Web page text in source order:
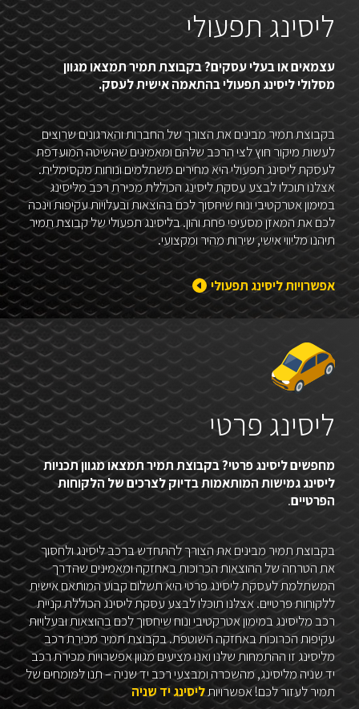
ליסינג תפעולי
עצמאים או בעלי עסקים? בקבוצת תמיר תמצאו מגוון
מסלולי ליסינג תפעולי בהתאמה אישית לעסק.
בקבוצת תמיר מבינים את הצורך של החברות והארגונים שרוצים
לעשות מיקור חוץ לצי הרכב שלהם ומאמינים שהשיטה המועדפת
לעסקת ליסינג תפעולי היא מחירים משתלמים ונוחות מקסימלית.
אצלנו תוכלו לבצע עסקת ליסינג הכוללת מכירת רכב מליסינג
במימון אטרקטיבי ונוח שיחסוך לכם בהוצאות ובעלויות עקיפות וינכה
לכם את המאזן מסעיפי פחת והון. בליסינג תפעולי של קבוצת תמיר
תיהנו מליווי אישי, שירות מהיר ומקצועי.
אפשרויות ליסינג תפעולי
ליסינג פרטי
מחפשים ליסינג פרטי? בקבוצת תמיר תמצאו מגוון תכניות
ליסינג גמישות המותאמות בדיוק לצרכים של הלקוחות
הפרטיים.
בקבוצת תמיר מבינים את הצורך להתחדש ברכב ליסינג ולחסוך
את הטרחה של ההוצאות הכרוכות באחזקה ומאמינים שהדרך
המשתלמת לעסקת ליסינג פרטי היא תשלום קבוע המותאם אישית
ללקוחות פרטיים. אצלנו תוכלו לבצע עסקת ליסינג הכוללת קניית
רכב מליסינג במימון אטרקטיבי ונוח שיחסוך לכם בהוצאות ובעלויות
עקיפות הכרוכות באחזקה השוטפת. בקבוצת תמיר מכירת רכב
מליסינג זו ההתמחות שלנו ואנו מציעים מגוון אפשרויות מכירת רכב
יד שניה מליסינג, מהשכרה ומבצעי רכב יד שניה – תנו למומחים של
תמיר לעזור לכם! אפשרויותליסינג יד שניה